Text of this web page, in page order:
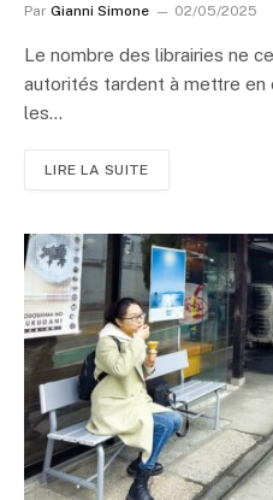
Par Gianni Simone 02/05/2025
Le nombre des librairies ne
autorités tardent à mettre
les…
LIRE LA SUITE